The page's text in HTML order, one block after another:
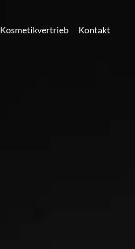
Kosmetikvertrieb Kontakt